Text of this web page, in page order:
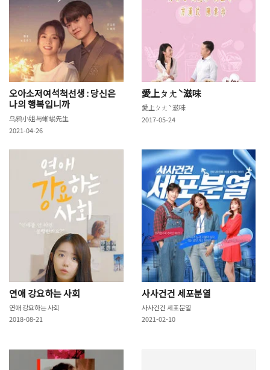
오아소저여석척선생 : 당신은
나의 행복입니까
乌鸦小姐与蜥蜴先生
2021-04-26
愛上ㄆㄤˋ滋味
愛上ㄆㄤˋ滋味
2017-05-24
연애 강요하는 사회
연애 강요하는 사회
2018-08-21
사사건건 세포분열
사사건건 세포분열
2021-02-10